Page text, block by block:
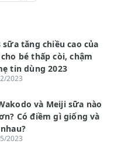
sữa tăng chiều cao của
bé thấp còi, chậm
tin dùng 2023
2023
và Meiji sữa nào
Có điềm gì giống và
2023